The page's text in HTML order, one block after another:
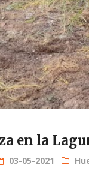
en la
03-05-2021